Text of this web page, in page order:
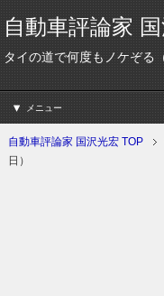
自動車評論家
タイの道で何度もノケぞる
メニュー
自動車評論家 国沢光宏 TOP
日）